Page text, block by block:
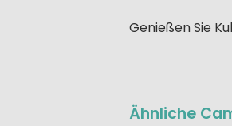
Genießen Sie
Ähnliche